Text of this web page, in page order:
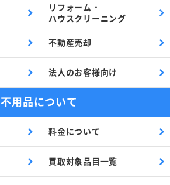
リフォーム・
ハウスクリーニング
不動産売却
法人のお客様向け
不用品について
料金について
買取対象品目一覧